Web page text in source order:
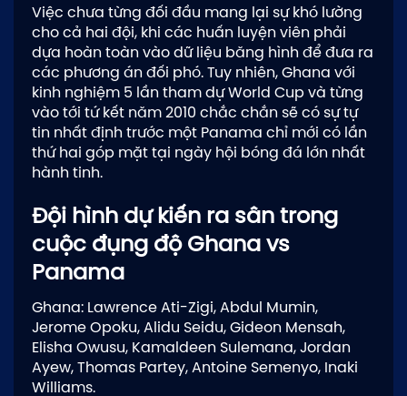
Việc chưa từng đối đầu mang lại sự khó lường
cho cả hai đội, khi các huấn luyện viên phải
dựa hoàn toàn vào dữ liệu băng hình để đưa ra
các phương án đối phó. Tuy nhiên, Ghana với
kinh nghiệm 5 lần tham dự World Cup và từng
vào tới tứ kết năm 2010 chắc chắn sẽ có sự tự
tin nhất định trước một Panama chỉ mới có lần
thứ hai góp mặt tại ngày hội bóng đá lớn nhất
hành tinh.
Đội hình dự kiến ra sân trong
cuộc đụng độ Ghana vs
Panama
Ghana: Lawrence Ati-Zigi, Abdul Mumin,
Jerome Opoku, Alidu Seidu, Gideon Mensah,
Elisha Owusu, Kamaldeen Sulemana, Jordan
Ayew, Thomas Partey, Antoine Semenyo, Inaki
Williams.